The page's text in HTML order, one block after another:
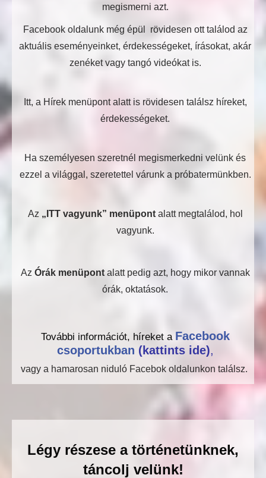
megismerni azt.
Facebook oldalunk még épül rövidesen ott találod az
aktuális eseményeinket, érdekességeket, írásokat, akár
zenéket vagy tangó videókat is.
Itt, a Hírek menüpont alatt is rövidesen találsz híreket,
érdekességeket.
Ha személyesen szeretnél megismerkedni velünk és
ezzel a világgal, szeretettel várunk a próbatermünkben.
Az „ITT vagyunk” menüpontalatt megtalálod, hol
vagyunk.
Az Órák menüpontalatt pedig azt, hogy mikor vannak
órák, oktatások.
További információt, híreket a Facebook
csoportukban (kattints ide),
vagy a hamarosan niduló Facebok oldalunkon találsz.
Légy részese a történetünknek,
táncolj velünk!